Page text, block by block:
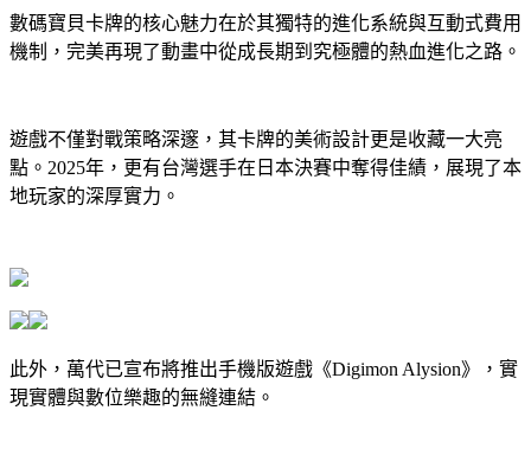
數碼寶貝卡牌的核心魅力在於其獨特的進化系統與互動式費用
機制，完美再現了動畫中從成長期到究極體的熱血進化之路。
遊戲不僅對戰策略深邃，其卡牌的美術設計更是收藏一大亮
點。2025年，更有台灣選手在日本決賽中奪得佳績，展現了本
地玩家的深厚實力。
此外，萬代已宣布將推出手機版遊戲《Digimon Alysion》，實
現實體與數位樂趣的無縫連結。